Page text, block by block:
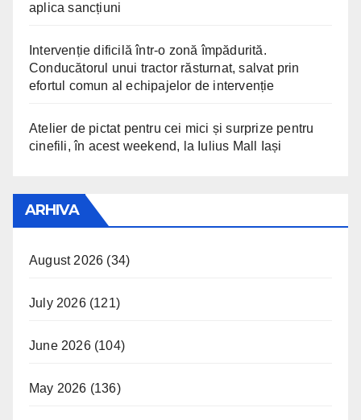
aplica sancțiuni
Intervenție dificilă într-o zonă împădurită.
Conducătorul unui tractor răsturnat, salvat prin
efortul comun al echipajelor de intervenție
Atelier de pictat pentru cei mici și surprize pentru
cinefili, în acest weekend, la Iulius Mall Iași
ARHIVA
August 2026 (34)
July 2026(121)
June 2026(104)
May 2026 (136)